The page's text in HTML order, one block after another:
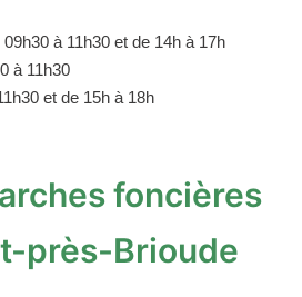
à 11h30 et de 14h à 17h
à 11h30
et de 15h à 18h
foncières
près-Brioude